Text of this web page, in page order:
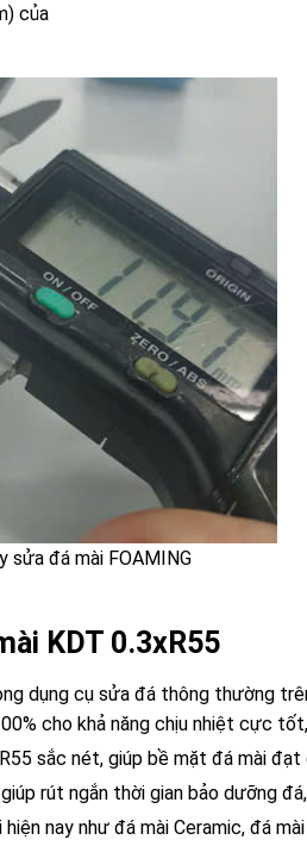
của
đá mài FOAMING
KDT 0.3xR55
dụng cụ sửa đá thông thường
cho khả năng chịu nhiệt cực
sắc nét, giúp bề mặt đá mài
rút ngắn thời gian bảo dưỡng
nay như đá mài Ceramic, đá